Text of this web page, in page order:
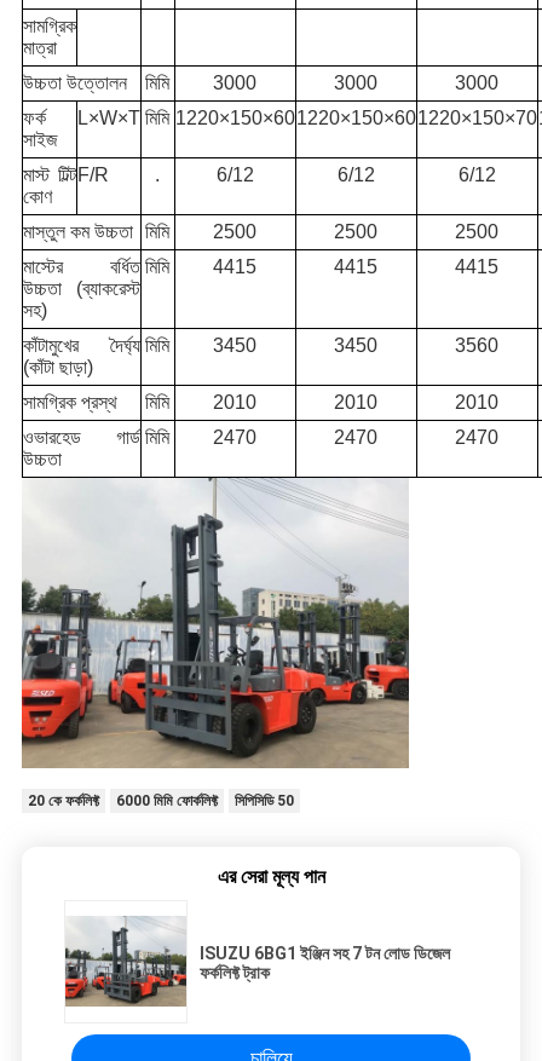
সামগ্রিক
মাত্রা
উচ্চতা উত্তোলন
মিমি 3000 3000
3000
ফর্ক
সাইজ
L×W×T মিমি 1220×150×601220×150×601220×150×70
মাস্ট টিল্ট
কোণ
F/R . 6/12 6/12 6/12
মাস্তুল কম উচ্চতা মিমি 2500 2500
2500
মাস্টের বর্ধিত
উচ্চতা (ব্যাকরেস্ট
সহ)
মিমি 4415 4415 4415
কাঁটামুখের দৈর্ঘ্য
(কাঁটা ছাড়া)
মিমি 3450 3450 3560
সামগ্রিক প্রস্থ মিমি 2010 2010
2010
ওভারহেড গার্ড
উচ্চতা
মিমি 2470 2470 2470
20 কে ফর্কলিফ্ট 6000 মিমি ফোর্কলিফ্ট সিপিসিডি 50
এর সেরা মূল্য পান
ISUZU 6BG1 ইঞ্জিন সহ 7 টন লোড ডিজেল
ফর্কলিফ্ট ট্রাক